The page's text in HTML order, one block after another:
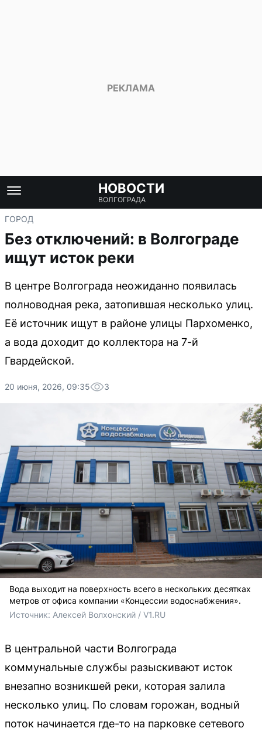
НОВОСТИ
ВОЛГОГРАДА
ГОРОД
Без отключений: в Волгограде
ищут исток реки
В центре Волгограда неожиданно появилась
полноводная река, затопившая несколько улиц.
Её источник ищут в районе улицы Пархоменко,
а вода доходит до коллектора на 7-й
Гвардейской.
20 июня, 2026, 09:35 3
Вода выходит на поверхность всего в нескольких десятках
метров от офиса компании «Концессии водоснабжения».
Источник: Алексей Волхонский / V1.RU
В центральной части Волгограда
коммунальные службы разыскивают исток
внезапно возникшей реки, которая залила
несколько улиц. По словам горожан, водный
поток начинается где-то на парковке сетевого